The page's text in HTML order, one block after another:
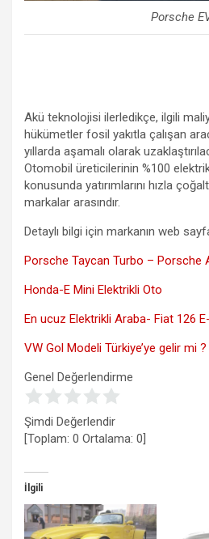
Porsche
Akü teknolojisi ilerledikçe, ilgili
hükümetler fosil yakıtla çalışan
yıllarda aşamalı olarak
Otomobil üreticilerinin %100
konusunda yatırımlarını hızla
markalar arasındır.
Detaylı bilgi için markanın web
Porsche Taycan Turbo – Porsche
Honda-E Mini Elektrikli Oto
En ucuz Elektrikli Araba- Fiat 126
VW Gol Modeli Türkiye’ye gelir mi ?
Genel Değerlendirme
Şimdi Değerlendir
[Toplam: 0 Ortalama: 0]
İlgili